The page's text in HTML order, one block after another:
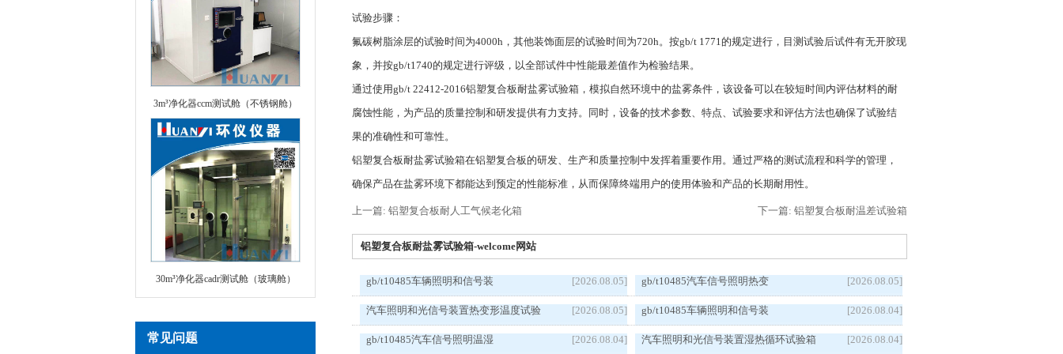
3m³净化器ccm测试舱（不锈钢舱）
30m³净化器cadr测试舱（玻璃舱）
常见问题
试验步骤：
氟碳树脂涂层的试验时间为4000h，其他装饰面层的试验时间为720h。按gb/t 1771的规定进行，目测试验后试件有无开胶现
象，并按gb/t1740的规定进行评级，以全部试件中性能最差值作为检验结果。
通过使用gb/t 22412-2016铝塑复合板耐盐雾试验箱，模拟自然环境中的盐雾条件，该设备可以在较短时间内评估材料的耐
腐蚀性能，为产品的质量控制和研发提供有力支持。同时，设备的技术参数、特点、试验要求和评估方法也确保了试验结
果的准确性和可靠性。
铝塑复合板耐盐雾试验箱在铝塑复合板的研发、生产和质量控制中发挥着重要作用。通过严格的测试流程和科学的管理，
确保产品在盐雾环境下都能达到预定的性能标准，从而保障终端用户的使用体验和产品的长期耐用性。
上一篇: 铝塑复合板耐人工气候老化箱 下一篇: 铝塑复合板耐温差试验箱
铝塑复合板耐盐雾试验箱-welcome网站
[2026.08.05]
gb/t10485车辆照明和信号装 [2026.08.05]
gb/t10485汽车信号照明热变
[2026.08.05]
汽车照明和光信号装置热变形温度试验 [2026.08.04]
gb/t10485车辆照明和信号装
[2026.08.04]
gb/t10485汽车信号照明温湿 [2026.08.04]
汽车照明和光信号装置湿热循环试验箱